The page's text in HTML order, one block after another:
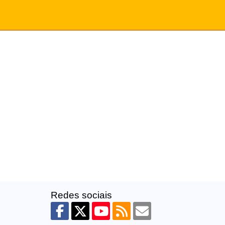
Redes sociais